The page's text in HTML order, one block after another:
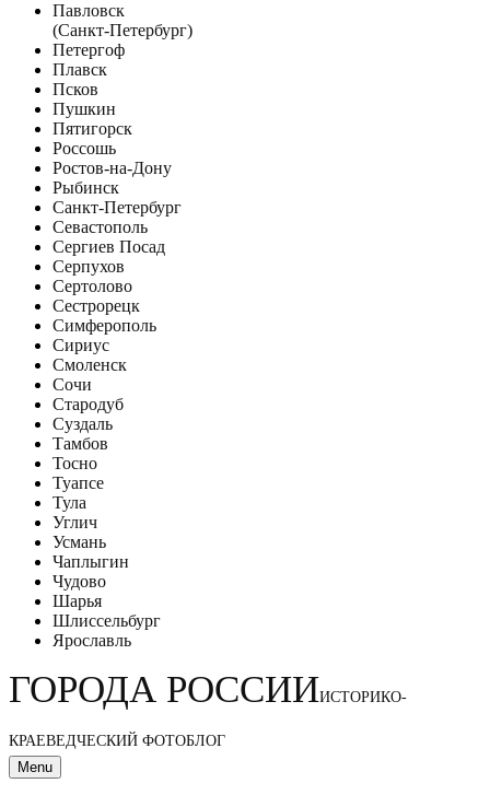
Павловск
(Санкт-Петербург)
Петергоф
Плавск
Псков
Пушкин
Пятигорск
Россошь
Ростов-на-Дону
Рыбинск
Санкт-Петербург
Севастополь
Сергиев Посад
Серпухов
Сертолово
Сестрорецк
Симферополь
Сириус
Смоленск
Сочи
Стародуб
Суздаль
Тамбов
Тосно
Туапсе
Тула
Углич
Усмань
Чаплыгин
Чудово
Шарья
Шлиссельбург
Ярославль
ГОРОДА РОССИИИСТОРИКО-
КРАЕВЕДЧЕСКИЙ ФОТОБЛОГ
Menu